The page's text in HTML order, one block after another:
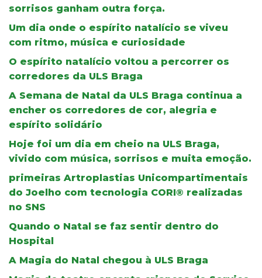
sorrisos ganham outra força.
Um dia onde o espírito natalício se viveu
com ritmo, música e curiosidade
O espírito natalício voltou a percorrer os
corredores da ULS Braga
A Semana de Natal da ULS Braga continua a
encher os corredores de cor, alegria e
espírito solidário
Hoje foi um dia em cheio na ULS Braga,
vivido com música, sorrisos e muita emoção.
primeiras Artroplastias Unicompartimentais
do Joelho com tecnologia CORI® realizadas
no SNS
Quando o Natal se faz sentir dentro do
Hospital
A Magia do Natal chegou à ULS Braga